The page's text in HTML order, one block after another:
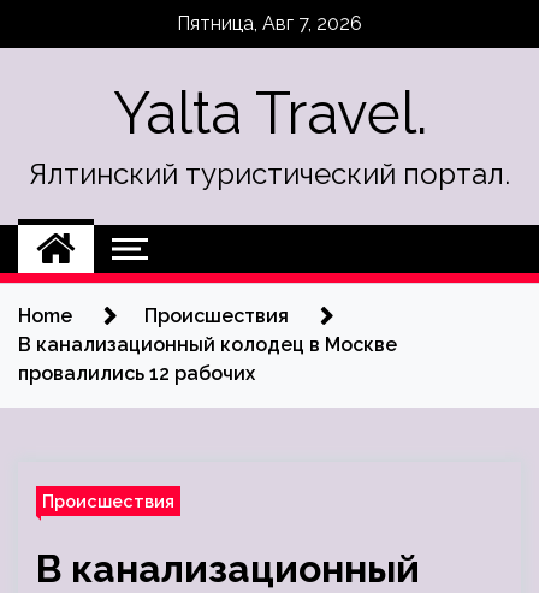
Пятница, Авг 7, 2026
Yalta Travel.
Ялтинский туристический портал.
Home
Происшествия
В канализационный колодец в Москве
провалились 12 рабочих
Происшествия
В канализационный